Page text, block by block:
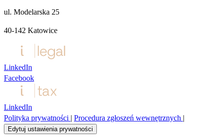
ul. Modelarska 25
40‑142 Katowice
LinkedIn
Facebook
LinkedIn
Polityka prywatności | Procedura zgłoszeń wewnętrznych |
Edytuj ustawienia prywatności